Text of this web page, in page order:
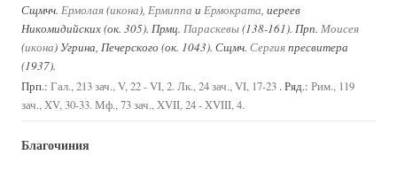
Сщмчч. Ермолая(икона), Ермиппа и Ермократа, иереев
Никомидийских (ок. 305). Прмц. Параскевы(138-161). Прп. Моисея
(икона) Угрина, Печерского (ок. 1043). Сщмч. Сергияпресвитера
(1937).
Прп.: Гал., 213 зач., V, 22 - VI, 2. Лк., 24 зач., VI, 17-23 . Ряд.: Рим., 119
зач., XV, 30-33. Мф., 73 зач., XVII, 24 - XVIII, 4.
Благочиния